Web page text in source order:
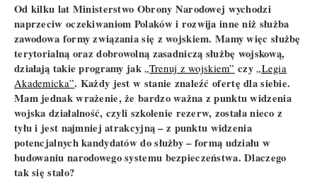
Od kilku lat Ministerstwo Obrony Narodowej wychodzi
naprzeciw oczekiwaniom Polaków i rozwija inne niż służba
zawodowa formy związania się z wojskiem. Mamy więc służbę
terytorialną oraz dobrowolną zasadniczą służbę wojskową,
działają takie programy jak„Trenuj z wojskiem” czy„Legia
Akademicka”. Każdy jest w stanie znaleźć ofertę dla siebie.
Mam jednak wrażenie, że bardzo ważna z punktu widzenia
wojska działalność, czyli szkolenie rezerw, została nieco z
tyłu i jest najmniej atrakcyjną – z punktu widzenia
potencjalnych kandydatów do służby – formą udziału w
budowaniu narodowego systemu bezpieczeństwa. Dlaczego
tak się stało?